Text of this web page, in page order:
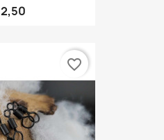
favorite_border